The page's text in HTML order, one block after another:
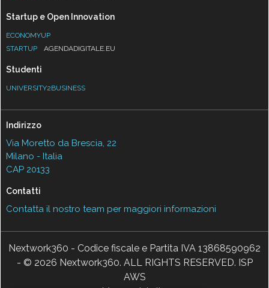
Startup e Open Innovation
ECONOMYUP
STARTUP
AGENDADIGITALE.EU
Studenti
UNIVERSITY2BUSINESS
Indirizzo
Via Moretto da Brescia, 22
Milano - Italia
CAP 20133
Contatti
Contatta il nostro team per maggiori informazioni
Nextwork360 - Codice fiscale e Partita IVA 13868590962
- © 2026 Nextwork360. ALL RIGHTS RESERVED. ISP
AWS